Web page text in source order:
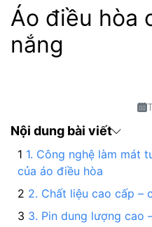
Áo điều hòa
nắng
Nội dung bài viết
1. Công nghệ làm mát
của áo điều hòa
2. Chất liệu cao cấp –
3. Pin dung lượng cao